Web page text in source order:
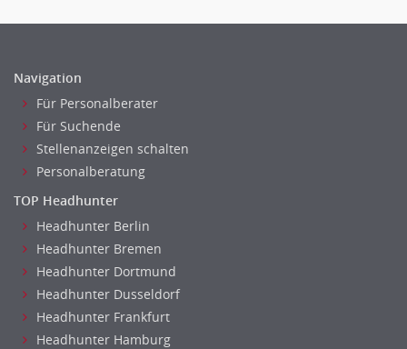
Fotografie, Video
Grafik- und Kommunikationsdesign
Medien-, Screen-, Webdesign
Modedesign, Schmuckdesign
Produktdesign, Industriedesign
Theater, Schauspiel, Musik, Tanz
Beschaffungslogistik
Disposition
Einkauf
Logistik
Entsorgungslogistik
Navigation
Für Personalberater
Für Suchende
Stellenanzeigen schalten
Personalberatung
TOP Headhunter
Headhunter Berlin
Headhunter Bremen
Headhunter Dortmund
Headhunter Dusseldorf
Headhunter Frankfurt
Headhunter Hamburg